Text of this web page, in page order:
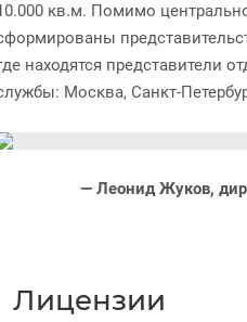
кв.м. Помимо
находятся представители
Москва, Санкт-
— Леонид Жуков,
Лицензии